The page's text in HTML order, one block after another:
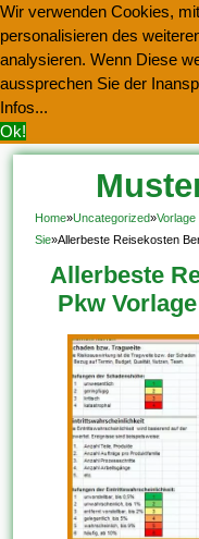
Wir verwenden Cookies,
personalisieren des
analysieren. Wenn Diese
aussprechen Sie der
Infos...
Ok!
Home»Uncategorized»
Sie»Allerbeste Reisekosten
Allerbeste
Pkw